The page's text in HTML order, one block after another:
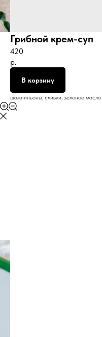
Грибной крем-суп
420
р.
В корзину
шампиньоны, сливки, зеленое масло